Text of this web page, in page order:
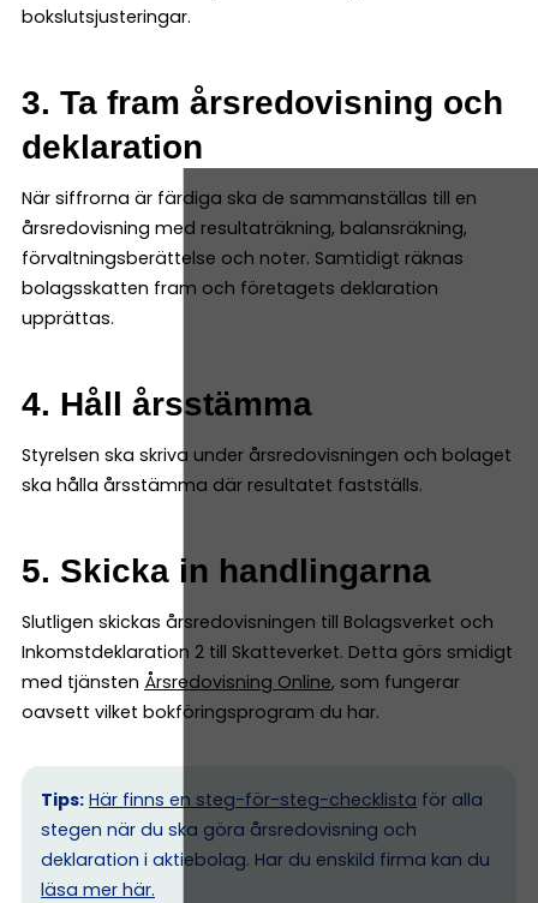
bokslutsjusteringar.
3. Ta fram årsredovisning och
deklaration
När siffrorna är färdiga ska de sammanställas till en
årsredovisning med resultaträkning, balansräkning,
förvaltningsberättelse och noter. Samtidigt räknas
bolagsskatten fram och företagets deklaration
upprättas.
4. Håll årsstämma
Styrelsen ska skriva under årsredovisningen och bolaget
ska hålla årsstämma där resultatet fastställs.
5. Skicka in handlingarna
Slutligen skickas årsredovisningen till Bolagsverket och
Inkomstdeklaration 2 till Skatteverket. Detta görs smidigt
med tjänsten Årsredovisning Online, som fungerar
oavsett vilket bokföringsprogram du har.
Tips: Här finns en steg-för-steg-checklista för alla
stegen när du ska göra årsredovisning och
deklaration i aktiebolag. Har du enskild firma kan du
läsa mer här.